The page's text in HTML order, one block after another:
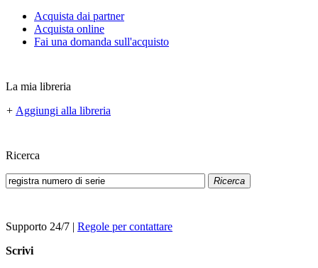
Acquista dai partner
Acquista online
Fai una domanda sull'acquisto
La mia libreria
+ Aggiungi alla libreria
Ricerca
Ricerca
Supporto 24/7 | Regole per contattare
Scrivi